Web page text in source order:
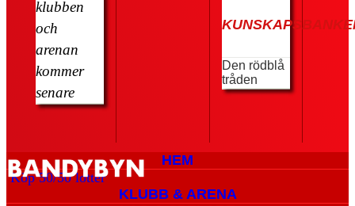
klubben
och
arenan
kommer
senare
Den rödblå
tråden
HEM
Köp 50/50 lotter
KLUBB & ARENA